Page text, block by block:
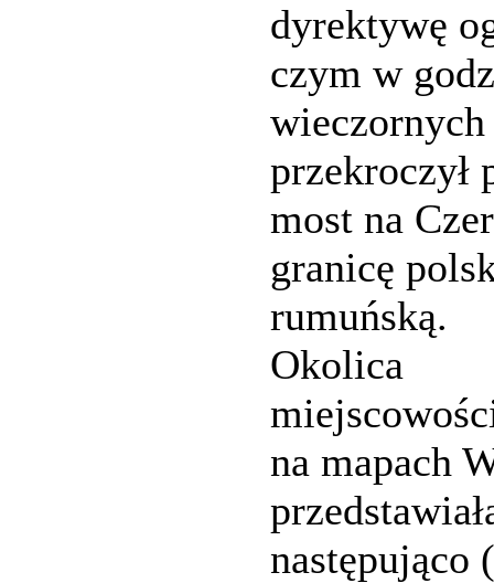
dyrektywę
czym w
wieczornych
przekroczył
most na
granicę
rumuńską.
Okolica
na mapach
następująco